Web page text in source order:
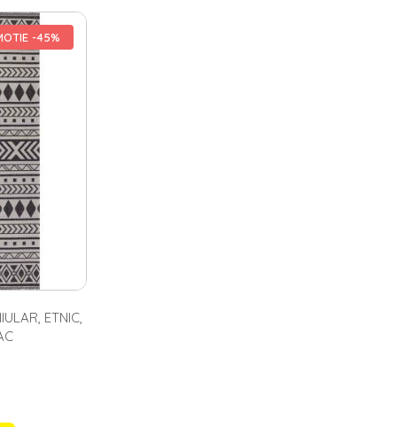
iuta, lana, poliester, polipropilena, vascoza) pentru un
de interior sunt mici sau mari, cu fire scurte sau lungi,
Pentru camera de zi se poate opta pentru modele diverse:
incaperii sa fie pe placul proprietarului. Pentru birou se
speciale, simple sau cu desene vesele. In magazinul nostru
ce are nevoie de un plus de eleganta, confort si stil.
-45%
ETNIC,